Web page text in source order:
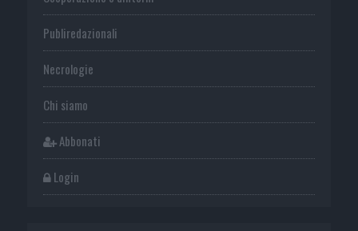
Publiredazionali
Necrologie
Chi siamo
Abbonati
Login